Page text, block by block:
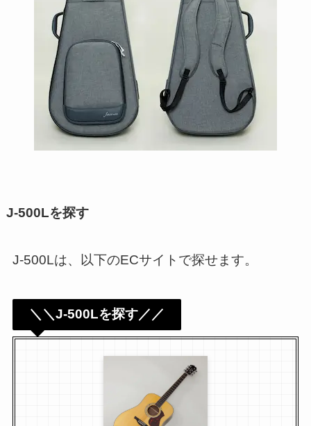
J-500Lを探す
J-500Lは、以下のECサイトで探せます。
＼＼J-500Lを探す／／